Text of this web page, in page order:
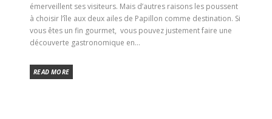
émerveillent ses visiteurs. Mais d’autres raisons les poussent
à choisir l’île aux deux ailes de Papillon comme destination. Si
vous êtes un fin gourmet, vous pouvez justement faire une
découverte gastronomique en...
READ MORE